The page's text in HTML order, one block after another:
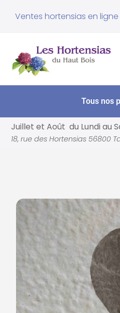
Ventes hortensias en
Tous nos
Juillet et Août du Lundi au
18, rue des Hortensias 56800